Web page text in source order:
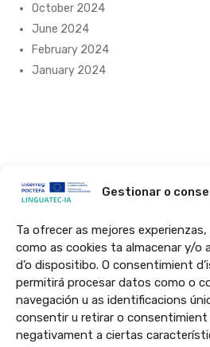
Gestionar o
Ta ofrecer as mejores
como as cookies ta almacenar y/o
d’o dispositibo. O consentimient
permitirá procesar datos como o
navegación u as identificacions
consentir u retirar o
negativament a ciertas
October 2024
June 2024
February 2024
January 2024
O prochecto LINGUATEC-IA ye financiau
Europea por o programa Interreg VI-
(POCTEFA 2021-2027). O POCTEFA tiene
integración economica y social d’a zona
Andorra.